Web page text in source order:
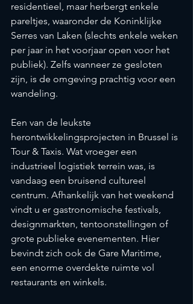
residentieel, maar herbergt enkele
pareltjes, waaronder de Koninklijke
Serres van Laken (slechts enkele weken
per jaar in het voorjaar open voor het
publiek). Zelfs wanneer ze gesloten
zijn, is de omgeving prachtig voor een
wandeling.
Een van de leukste
herontwikkelingsprojecten in Brussel is
Tour & Taxis. Wat vroeger een
industrieel logistiek terrein was, is
vandaag een bruisend cultureel
centrum. Afhankelijk van het weekend
vindt u er gastronomische festivals,
designmarkten, tentoonstellingen of
grote publieke evenementen. Hier
bevindt zich ook de Gare Maritime,
een enorme overdekte ruimte vol
restaurants en winkels.